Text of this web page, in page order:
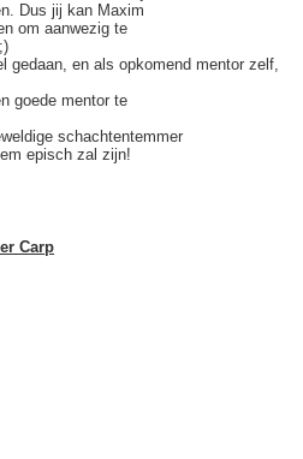
Dus jij kan Maxim
om aanwezig te
en als opkomend mentor zelf,
goede mentor te
schachtentemmer
episch zal zijn!
Carp